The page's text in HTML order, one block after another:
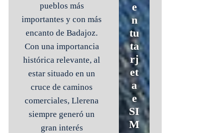
pueblos más
importantes y con más
encanto de Badajoz.
Con una importancia
histórica relevante, al
estar situado en un
cruce de caminos
comerciales, Llerena
siempre generó un
gran interés
e
n
tu
ta
rj
et
a
e
SI
M